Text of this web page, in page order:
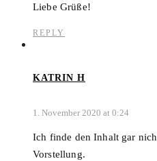
Liebe Grüße!
REPLY
KATRIN H
1. November 2020 at 0:24
Ich finde den Inhalt gar
Vorstellung.